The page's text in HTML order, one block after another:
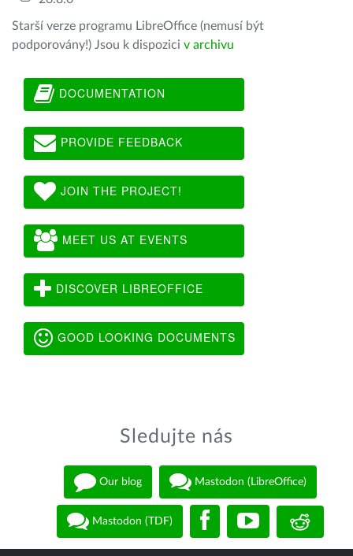
Starší verze programu LibreOffice (nemusí být
podporovány!) Jsou k dispozici v archivu
DOCUMENTATION
PROVIDE FEEDBACK
JOIN THE PROJECT!
MEET US AT EVENTS
DISCOVER LIBREOFFICE
GOOD LOOKING DOCUMENTS
Sledujte nás
Our blog Mastodon (LibreOffice)
Mastodon (TDF)